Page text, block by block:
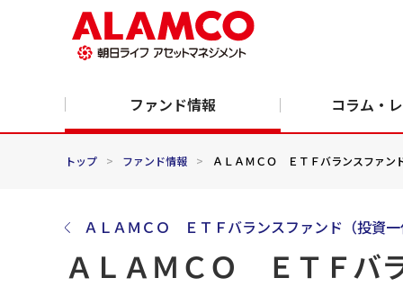
ファンド情報 コラム・
トップ > ファンド情報 > ＡＬＡＭＣＯ ＥＴＦバランスファン
ＡＬＡＭＣＯ ＥＴＦバランスファンド（投資
ＡＬＡＭＣＯ ＥＴＦバ